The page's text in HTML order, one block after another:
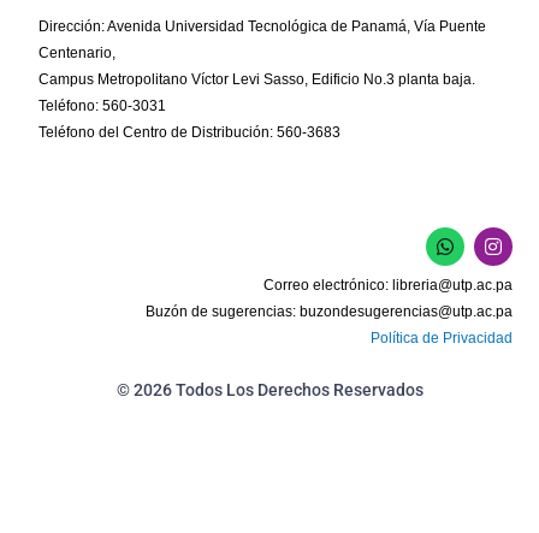
Dirección: Avenida Universidad Tecnológica de Panamá, Vía Puente
Centenario,
Campus Metropolitano Víctor Levi Sasso, Edificio No.3 planta baja.
Teléfono: 560-3031
Teléfono del Centro de Distribución: 560-3683
W
h
a
t
s
a
p
I
n
s
t
a
g
r
Correo electrónico: libreria@utp.ac.pa
Buzón de sugerencias: buzondesugerencias@utp.ac.pa
Política de Privacidad
© 2026 Todos Los Derechos Reservados